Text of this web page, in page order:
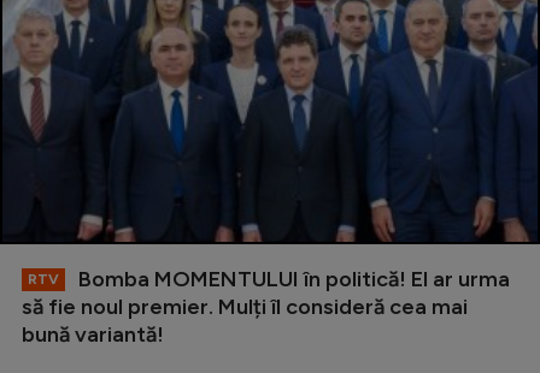
RTV
Bomba MOMENTULUI în politică! El ar urma
să fie noul premier. Mulți îl consideră cea mai
bună variantă!